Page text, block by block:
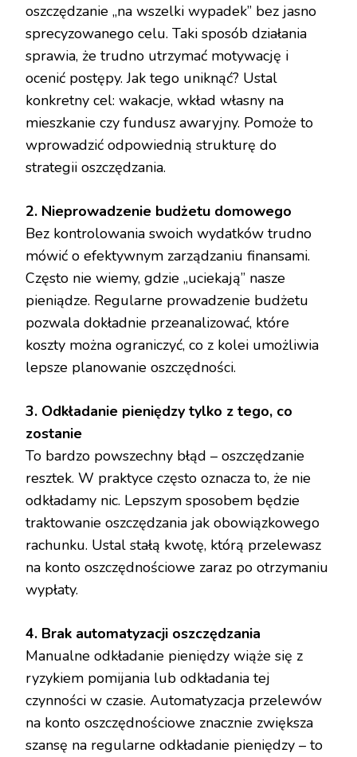
oszczędzanie „na wszelki wypadek” bez jasno
sprecyzowanego celu. Taki sposób działania
sprawia, że trudno utrzymać motywację i
ocenić postępy. Jak tego uniknąć? Ustal
konkretny cel: wakacje, wkład własny na
mieszkanie czy fundusz awaryjny. Pomoże to
wprowadzić odpowiednią strukturę do
strategii oszczędzania.
2. Nieprowadzenie budżetu domowego
Bez kontrolowania swoich wydatków trudno
mówić o efektywnym zarządzaniu finansami.
Często nie wiemy, gdzie „uciekają” nasze
pieniądze. Regularne prowadzenie budżetu
pozwala dokładnie przeanalizować, które
koszty można ograniczyć, co z kolei umożliwia
lepsze planowanie oszczędności.
3. Odkładanie pieniędzy tylko z tego, co
zostanie
To bardzo powszechny błąd – oszczędzanie
resztek. W praktyce często oznacza to, że nie
odkładamy nic. Lepszym sposobem będzie
traktowanie oszczędzania jak obowiązkowego
rachunku. Ustal stałą kwotę, którą przelewasz
na konto oszczędnościowe zaraz po otrzymaniu
wypłaty.
4. Brak automatyzacji oszczędzania
Manualne odkładanie pieniędzy wiąże się z
ryzykiem pomijania lub odkładania tej
czynności w czasie. Automatyzacja przelewów
na konto oszczędnościowe znacznie zwiększa
szansę na regularne odkładanie pieniędzy – to